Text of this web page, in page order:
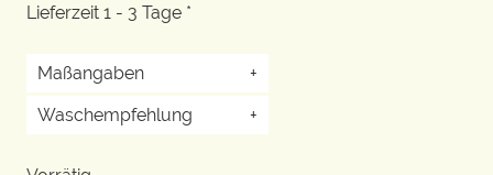
Lieferzeit 1 - 3 Tage *
Maßangaben
+
Waschempfehlung
+